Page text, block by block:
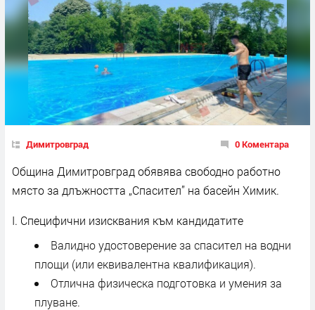
Димитровград 0 Коментара
Община Димитровград обявява свободно работно
място за длъжността „Спасител” на басейн Химик.
I. Специфични изисквания към кандидатите
Валидно удостоверение за спасител на водни
площи (или еквивалентна квалификация).
Отлична физическа подготовка и умения за
плуване.